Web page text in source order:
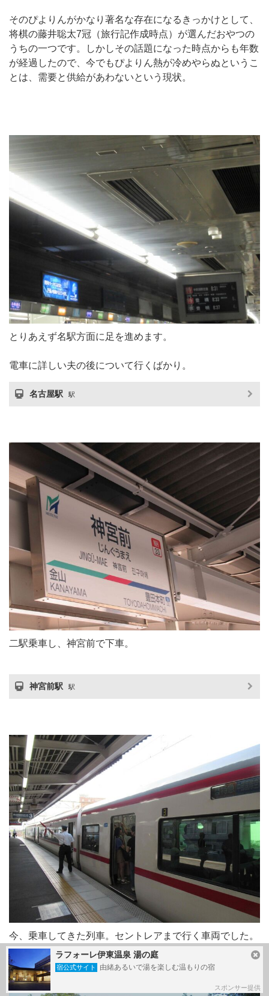
そのぴよりんがかなり著名な存在になるきっかけとして、
将棋の藤井聡太7冠（旅行記作成時点）が選んだおやつの
うちの一つです。しかしその話題になった時点からも年数
が経過したので、今でもぴよりん熱が冷めやらぬというこ
とは、需要と供給があわないという現状。
とりあえず名駅方面に足を進めます。
電車に詳しい夫の後について行くばかり。
名古屋駅 駅
二駅乗車し、神宮前で下車。
神宮前駅 駅
今、乗車してきた列車。セントレアまで行く車両でした。
ラフォーレ伊東温泉 湯の庭
宿公式サイト 由緒あるいで湯を楽しむ温もりの宿
スポンサー提供